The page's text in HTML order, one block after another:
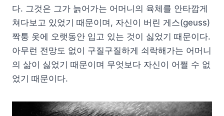
다. 그것은 그가 늙어가는 어머니의 육체를 안타깝게
쳐다보고 있었기 때문이며, 자신이 버린 게스(geuss)
짝퉁 옷에 오랫동안 입고 있는 것이 싫었기 때문이다.
아무런 전망도 없이 구질구질하게 쇠락해가는 어머니
의 삶이 싫었기 때문이며 무엇보다 자신이 어쩔 수 없
었기 때문이다.